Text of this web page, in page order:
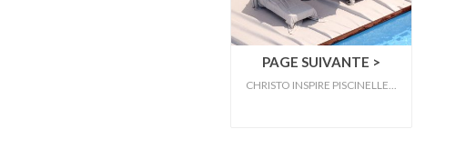
PAGE SUIVANTE >
CHRISTO INSPIRE PISCINELLE...